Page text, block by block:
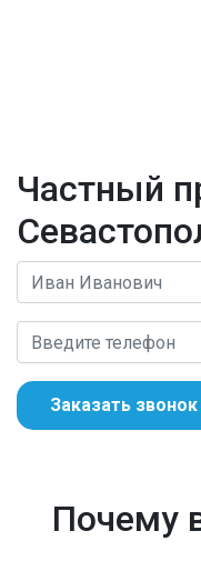
Частный
Заказать звонок
Почему